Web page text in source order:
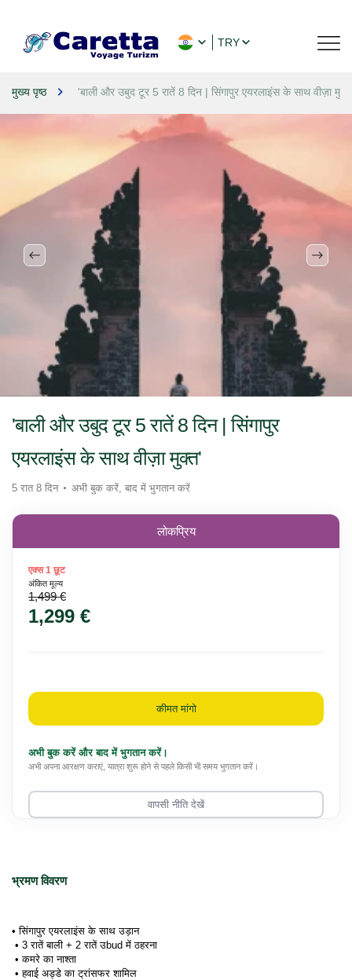
TRY
मुख्य पृष्ठ 'बाली और उबुद टूर 5 रातें 8 दिन | सिंगापुर एयरलाइंस के साथ वीज़ा
भ्रमण विवरण
• सिंगापुर एयरलाइंस के साथ उड़ान
• 3 रातें बाली + 2 रातें उbud में ठहरना
• कमरे का नाश्ता
• हवाई अड्डे का ट्रांसफर शामिल
'बाली और उबुद टूर 5 रातें 8 दिन | सिंगापुर
एयरलाइंस के साथ वीज़ा मुक्त'
5 रात 8 दिन अभी बुक करें, बाद में भुगतान करें
लोकप्रिय
एक्स 1 छूट
अंकित मूल्य
1,499 €
1,299 €
कीमत मांगो
अभी बुक करें और बाद में भुगतान करें।
अभी अपना आरक्षण कराएं, यात्रा शुरू होने से पहले किसी भी समय भुगतान करें।
वापसी नीति देखें